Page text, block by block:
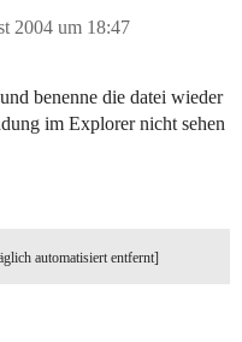
2004 um 18:47
benenne die datei wieder
im Explorer nicht sehen
automatisiert entfernt]